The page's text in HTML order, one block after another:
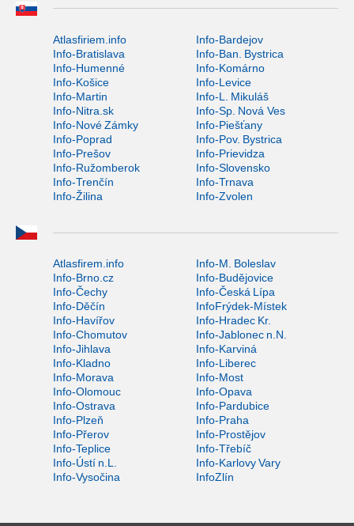
Atlasfiriem.info
Info-Bardejov
Info-Bratislava
Info-Ban. Bystrica
Info-Humenné
Info-Komárno
Info-Košice
Info-Levice
Info-Martin
Info-L. Mikuláš
Info-Nitra.sk
Info-Sp. Nová Ves
Info-Nové Zámky
Info-Piešťany
Info-Poprad
Info-Pov. Bystrica
Info-Prešov
Info-Prievidza
Info-Ružomberok
Info-Slovensko
Info-Trenčín
Info-Trnava
Info-Žilina
Info-Zvolen
Atlasfirem.info
Info-M. Boleslav
Info-Brno.cz
Info-Budějovice
Info-Čechy
Info-Česká Lípa
Info-Děčín
InfoFrýdek-Místek
Info-Havířov
Info-Hradec Kr.
Info-Chomutov
Info-Jablonec n.N.
Info-Jihlava
Info-Karviná
Info-Kladno
Info-Liberec
Info-Morava
Info-Most
Info-Olomouc
Info-Opava
Info-Ostrava
Info-Pardubice
Info-Plzeň
Info-Praha
Info-Přerov
Info-Prostějov
Info-Teplice
Info-Třebíč
Info-Ústí n.L.
Info-Karlovy Vary
Info-Vysočina
InfoZlín